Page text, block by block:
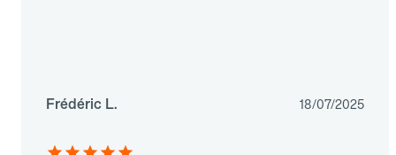
Frédéric L. 18/07/2025